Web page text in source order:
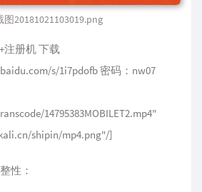
图20181021103019.png
注册机 下载
s/1i7pdofb 密码：nw07
14795383MOBILET2.mp4"
shipin/mp4.png"/]
性：